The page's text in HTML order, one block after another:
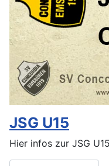
JSG U15
Hier infos zur JSG